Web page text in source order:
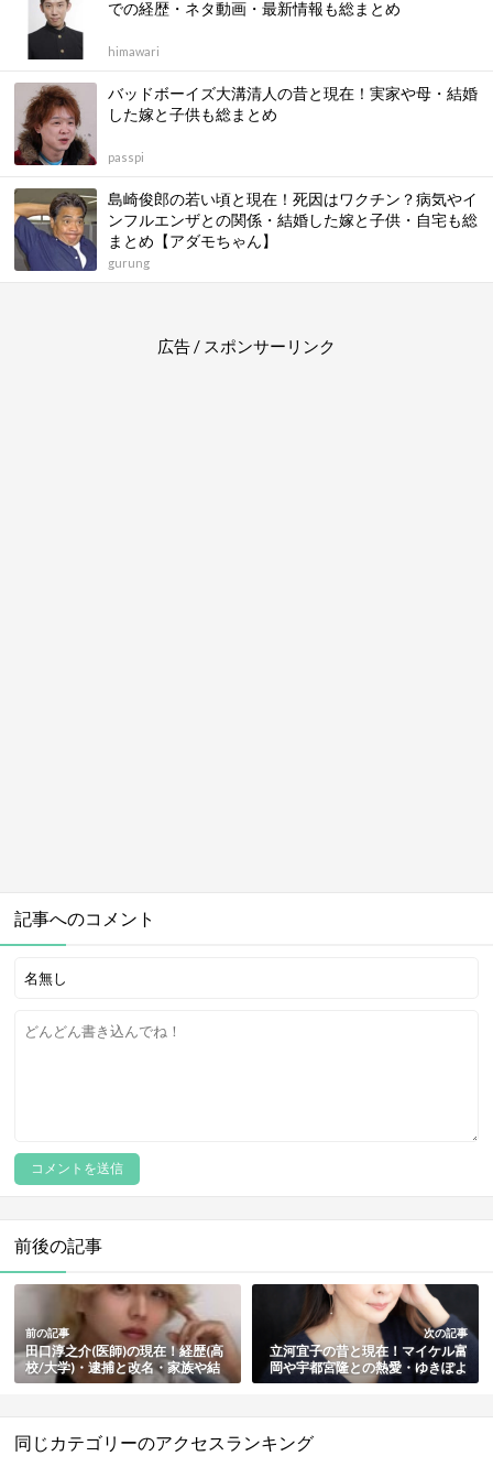
での経歴・ネタ動画・最新情報も総まとめ
himawari
バッドボーイズ大溝清人の昔と現在！実家や母・結婚
した嫁と子供も総まとめ
passpi
島崎俊郎の若い頃と現在！死因はワクチン？病気やイ
ンフルエンザとの関係・結婚した嫁と子供・自宅も総
まとめ【アダモちゃん】
gurung
広告 / スポンサーリンク
記事へのコメント
前後の記事
前の記事
田口淳之介(医師)の現在！経歴(高
校/大学)・逮捕と改名・家族や結
婚・深田えいみとの熱愛と破局の
次の記事
立河宜子の昔と現在！マイケル富
岡や宇都宮隆との熱愛・ゆきぽよ
似の若い頃・結婚した旦那と子
同じカテゴリーのアクセスランキング